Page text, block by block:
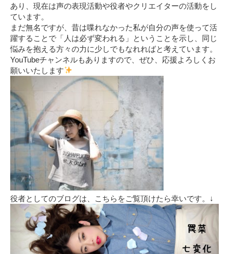
あり、現在は声の表現活動や役者やクリエイターの活動をし
ています。
まだ無名ですが、昔は喋れなかった私が自分の声を使って活
躍することで「人は必ず変われる」ということを示し、同じ
悩みを抱える方々の力に少しでもなれればと考えています。
YouTubeチャンネルもありますので、ぜひ、応援よろしくお
願いいたします
役者としてのブログは、こちらをご覧頂けたら幸いです。↓